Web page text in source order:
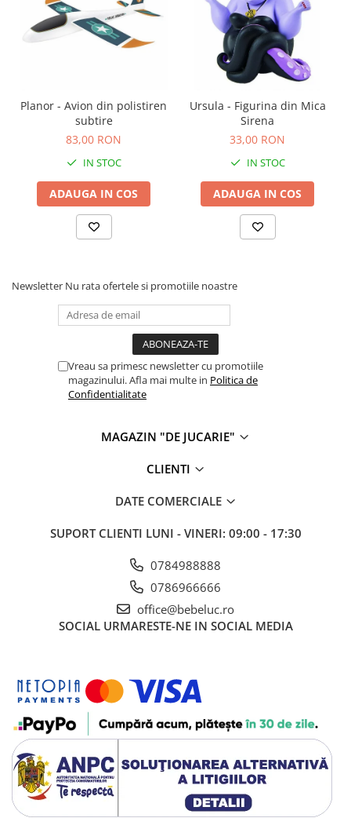
Planor - Avion din polistiren
subtire
83,00 RON
IN STOC
ADAUGA IN COS
Ursula - Figurina din Mica
Sirena
33,00 RON
IN STOC
ADAUGA IN COS
Newsletter Nu rata ofertele si promotiile noastre
Vreau sa primesc newsletter cu promotiile
magazinului. Afla mai multe in Politica de
Confidentialitate
MAGAZIN "DE JUCARIE"
CLIENTI
DATE COMERCIALE
SUPORT CLIENTI LUNI - VINERI: 09:00 - 17:30
0784988888
0786966666
office@bebeluc.ro
SOCIAL URMARESTE-NE IN SOCIAL MEDIA